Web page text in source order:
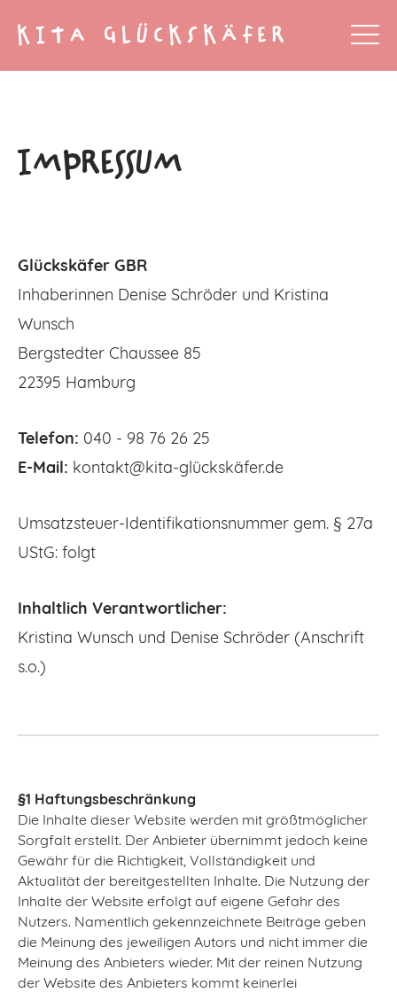
IMpREssUM
Glückskäfer GBR
Inhaberinnen Denise Schröder und Kristina
Wunsch
Bergstedter Chaussee 85
22395 Hamburg
Telefon: 040 - 98 76 26 25
E-Mail: kontakt@kita-glückskäfer.de
Umsatzsteuer-Identifikationsnummer gem. § 27a
UStG: folgt
Inhaltlich Verantwortlicher:
Kristina Wunsch und Denise Schröder (Anschrift
s.o.)
§1 Haftungsbeschränkung
Die Inhalte dieser Website werden mit größtmöglicher
Sorgfalt erstellt. Der Anbieter übernimmt jedoch keine
Gewähr für die Richtigkeit, Vollständigkeit und
Aktualität der bereitgestellten Inhalte. Die Nutzung der
Inhalte der Website erfolgt auf eigene Gefahr des
Nutzers. Namentlich gekennzeichnete Beiträge geben
die Meinung des jeweiligen Autors und nicht immer die
Meinung des Anbieters wieder. Mit der reinen Nutzung
der Website des Anbieters kommt keinerlei